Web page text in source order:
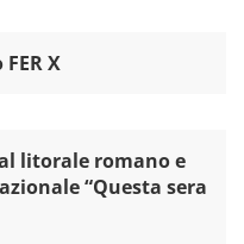
X
litorale romano e
“Questa sera